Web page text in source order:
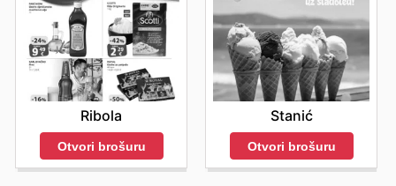
Ribola
Otvori brošuru
Stanić
Otvori brošuru